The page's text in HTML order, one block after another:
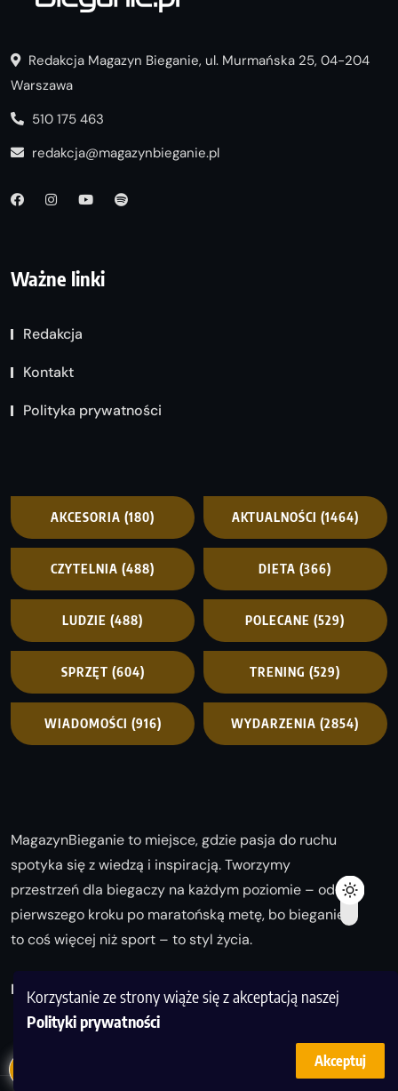
Korzystanie ze strony wiąże się z akceptacją naszej
Polityki prywatności
Akceptuj
Redakcja Magazyn Bieganie, ul. Murmańska 25, 04-204
Warszawa
510 175 463
redakcja@magazynbieganie.pl
Ważne linki
Redakcja
Kontakt
Polityka prywatności
AKCESORIA (180) AKTUALNOŚCI (1464)
CZYTELNIA (488) DIETA (366)
LUDZIE (488) POLECANE (529)
SPRZĘT (604) TRENING (529)
WIADOMOŚCI (916) WYDARZENIA (2854)
MagazynBieganie to miejsce, gdzie pasja do ruchu
spotyka się z wiedzą i inspiracją. Tworzymy
przestrzeń dla biegaczy na każdym poziomie – od
pierwszego kroku po maratońską metę, bo bieganie
to coś więcej niż sport – to styl życia.
Biegaj z nami i odkrywaj swoją najlepszą wersję!